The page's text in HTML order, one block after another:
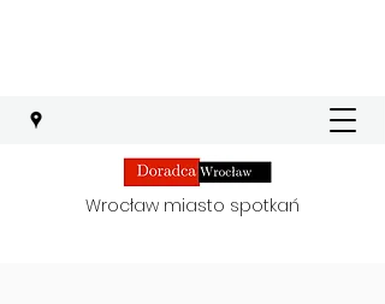
Wrocław miasto spotkań